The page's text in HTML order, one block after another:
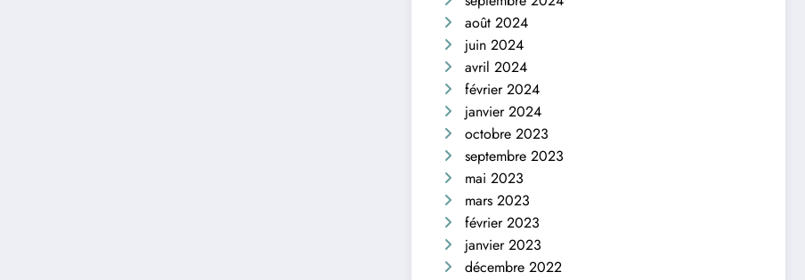
août 2024
juin 2024
avril 2024
février 2024
janvier 2024
octobre 2023
septembre 2023
mai 2023
mars 2023
février 2023
janvier 2023
décembre 2022